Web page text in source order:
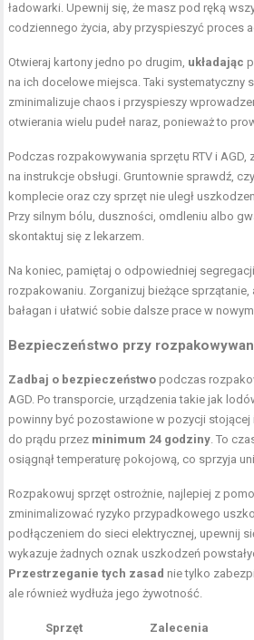
ładowarki. Upewnij się, że masz pod ręką
codziennego życia, aby przyspieszyć proces
Otwieraj kartony jedno po drugim, układając
na ich docelowe miejsca. Taki systematyczny
zminimalizuje chaos i przyspieszy
otwierania wielu pudeł naraz, ponieważ to
Podczas rozpakowywania sprzętu RTV i
na instrukcje obsługi. Gruntownie sprawdź,
komplecie oraz czy sprzęt nie uległ
Przy silnym bólu, duszności, omdleniu albo
skontaktuj się z lekarzem.
Na koniec, pamiętaj o odpowiedniej
rozpakowaniu. Zorganizuj bieżące
bałagan i ułatwić sobie dalsze prace w
Bezpieczeństwo przy
Zadbaj o bezpieczeństwo podczas
AGD. Po transporcie, urządzenia takie jak
powinny być pozostawione w pozycji stojącej
do prądu przez minimum 24 godziny. To
osiągnął temperaturę pokojową, co sprzyja
Rozpakowuj sprzęt ostrożnie, najlepiej z
zminimalizować ryzyko przypadkowego
podłączeniem do sieci elektrycznej, upewnij
wykazuje żadnych oznak uszkodzeń
Przestrzeganie tych zasad nie tylko
ale również wydłuża jego żywotność.
Sprzęt Zalecenia